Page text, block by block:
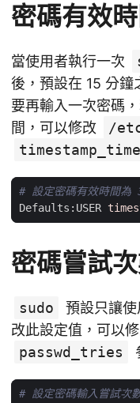
密碼有效
當使用者執行一次
後，預設在 15 分鐘
要再輸入一次密碼
間，可以修改
/
# 設定密碼有效時間為
Defaults:USER
密碼嘗試
sudo
預設只讓
改此設定值，可以
passwd_tries
# 設定密碼輸入嘗試次